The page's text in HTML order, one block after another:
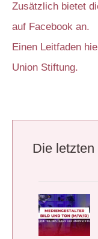
Zusätzlich bietet
auf Facebook an.
Einen Leitfaden
Union Stiftung.
Die